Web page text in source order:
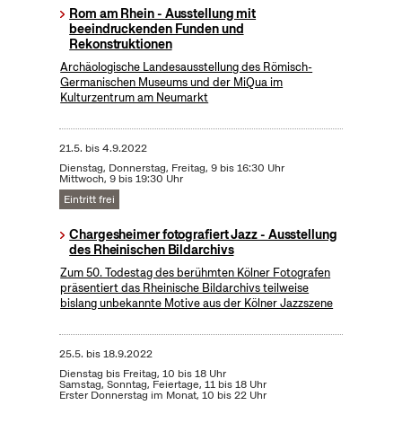
Rom am Rhein - Ausstellung mit
beeindruckenden Funden und
Rekonstruktionen
Archäologische Landesausstellung des Römisch-
Germanischen Museums und der MiQua im
Kulturzentrum am Neumarkt
21.5. bis4.9.2022
Dienstag, Donnerstag, Freitag, 9 bis 16:30 Uhr
Mittwoch, 9 bis 19:30 Uhr
Eintritt frei
Chargesheimer fotografiert Jazz - Ausstellung
des Rheinischen Bildarchivs
Zum 50. Todestag des berühmten Kölner Fotografen
präsentiert das Rheinische Bildarchivs teilweise
bislang unbekannte Motive aus der Kölner Jazzszene
25.5. bis18.9.2022
Dienstag bis Freitag, 10 bis 18 Uhr
Samstag, Sonntag, Feiertage, 11 bis 18 Uhr
Erster Donnerstag im Monat, 10 bis 22 Uhr